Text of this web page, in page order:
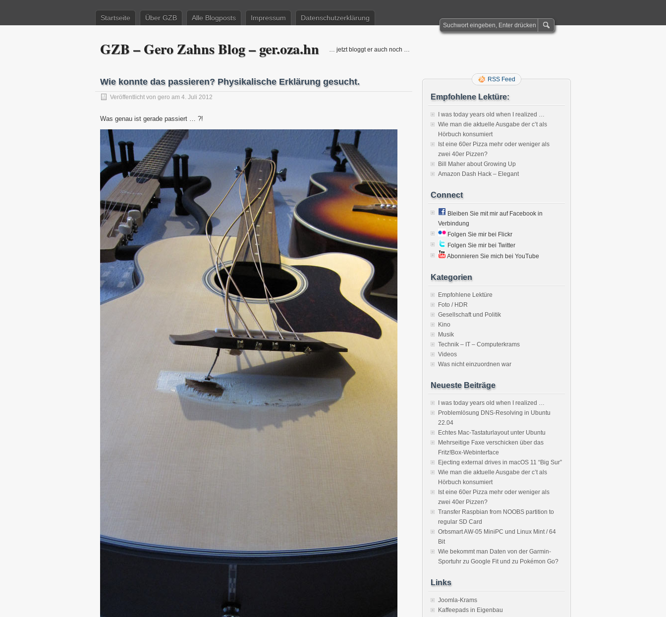
Startseite Über GZB Alle Blogposts Impressum Datenschutzerklärung
GZB – Gero Zahns Blog – ger.oza.hn … jetzt bloggt er auch noch …
Wie konnte das passieren? Physikalische Erklärung gesucht.
Veröffentlicht von gero am 4. Juli 2012
Was genau ist gerade passiert … ?!
RSS Feed
Empfohlene Lektüre:
I was today years old when I realized …
Wie man die aktuelle Ausgabe der c’t als
Hörbuch konsumiert
Ist eine 60er Pizza mehr oder weniger als
zwei 40er Pizzen?
Bill Maher about Growing Up
Amazon Dash Hack – Elegant
Connect
Bleiben Sie mit mir auf Facebook in
Verbindung
Folgen Sie mir bei Flickr
Folgen Sie mir bei Twitter
Abonnieren Sie mich bei YouTube
Kategorien
Empfohlene Lektüre
Foto / HDR
Gesellschaft und Politik
Kino
Musik
Technik – IT – Computerkrams
Videos
Was nicht einzuordnen war
Neueste Beiträge
I was today years old when I realized …
Problemlösung DNS-Resolving in Ubuntu
22.04
Echtes Mac-Tastaturlayout unter Ubuntu
Mehrseitige Faxe verschicken über das
Fritz!Box-Webinterface
Ejecting external drives in macOS 11 “Big Sur”
Wie man die aktuelle Ausgabe der c’t als
Hörbuch konsumiert
Ist eine 60er Pizza mehr oder weniger als
zwei 40er Pizzen?
Transfer Raspbian from NOOBS partition to
regular SD Card
Orbsmart AW-05 MiniPC und Linux Mint / 64
Bit
Wie bekommt man Daten von der Garmin-
Sportuhr zu Google Fit und zu Pokémon Go?
Links
Joomla-Krams
Kaffeepads in Eigenbau